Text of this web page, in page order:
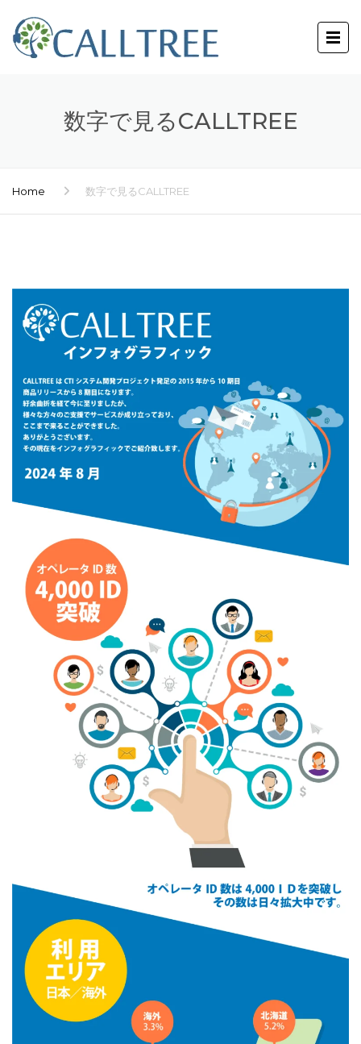
数字で見るCALLTREE
Home 数字で見るCALLTREE